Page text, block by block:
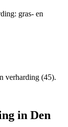
gras- en
verharding (45).
in Den